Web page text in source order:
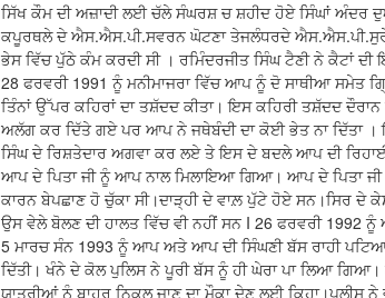
ਸਿੱਖ ਕੌਮ ਦੀ ਅਜ਼ਾਦੀ ਲਈ ਚੱਲੇ ਸੰਘਰਸ਼ ਚ ਸ਼ਹੀਦ ਹੋਏ ਸਿੰਘਾਂ ਅੰਦਰ
ਕਪੂਰਥਲੇ ਦੇ ਐਸ.ਐਸ.ਪੀ.ਸਵਰਨ ਘੋਟਣਾ ਤੇਜਲੰਧਰਦੇ
ਭੇਸ ਵਿੱਚ ਪੁੱਠੇ ਕੰਮ ਕਰਦੀ ਸੀ । ਰਮਿੰਦਰਜੀਤ ਸਿੰਘ ਟੈਣੀ ਨੇ ਕੈਟਾਂ ਦੀ
28 ਫਰਵਰੀ 1991 ਨੂੰ ਮਨੀਮਾਜਰਾ ਵਿੱਚ ਆਪ ਨੂੰ ਦੋ ਸਾਥੀਆ
ਤਿੰਨਾਂ ਉੱਪਰ ਕਹਿਰਾਂ ਦਾ ਤਸ਼ੱਦਦ ਕੀਤਾ। ਇਸ ਕਹਿਰੀ ਤਸ਼ੱਦਦ
ਅਲੱਗ ਕਰ ਦਿੱਤੇ ਗਏ ਪਰ ਆਪ ਨੇ ਜਥੇਬੰਦੀ ਦਾ ਕੋਈ ਭੇਤ ਨਾ ਦਿੱਤਾ ।
ਸਿੰਘ ਦੇ ਰਿਸ਼ਤੇਦਾਰ ਅਗਵਾ ਕਰ ਲਏ ਤੇ ਇਸ ਦੇ ਬਦਲੇ ਆਪ ਦੀ
ਆਪ ਦੇ ਪਿਤਾ ਜੀ ਨੂੰ ਆਪ ਨਾਲ ਮਿਲਾਇਆ ਗਿਆ। ਆਪ ਦੇ ਪਿਤਾ
ਕਾਰਨ ਬੇਪਛਾਣ ਹੋ ਚੁੱਕਾ ਸੀ।ਦਾੜ੍ਹੀ ਦੇ ਵਾਲ਼ ਪੁੱਟੇ ਹੋਏ ਸਨ।ਸਿਰ ਦੇ
ਉਸ ਵੇਲੇ ਬੋਲਣ ਦੀ ਹਾਲਤ ਵਿੱਚ ਵੀ ਨਹੀਂ ਸਨ I 26 ਫਰਵਰੀ
5 ਮਾਰਚ ਸੰਨ 1993 ਨੂੰ ਆਪ ਅਤੇ ਆਪ ਦੀ ਸਿੰਘਣੀ ਬੱਸ ਰਾਹੀ
ਦਿੱਤੀ। ਖੰਨੇ ਦੇ ਕੋਲ ਪੁਲਿਸ ਨੇ ਪੂਰੀ ਬੱਸ ਨੂੰ ਹੀ ਘੇਰਾ ਪਾ ਲਿਆ
ਯਾਤਰੀਆਂ ਨੂੰ ਬਾਹਰ ਨਿਕਲ ਜਾਣ ਦਾ ਮੌਕਾ ਦੇਣ ਲਈ ਕਿਹਾ।ਪੁਲੀਸ